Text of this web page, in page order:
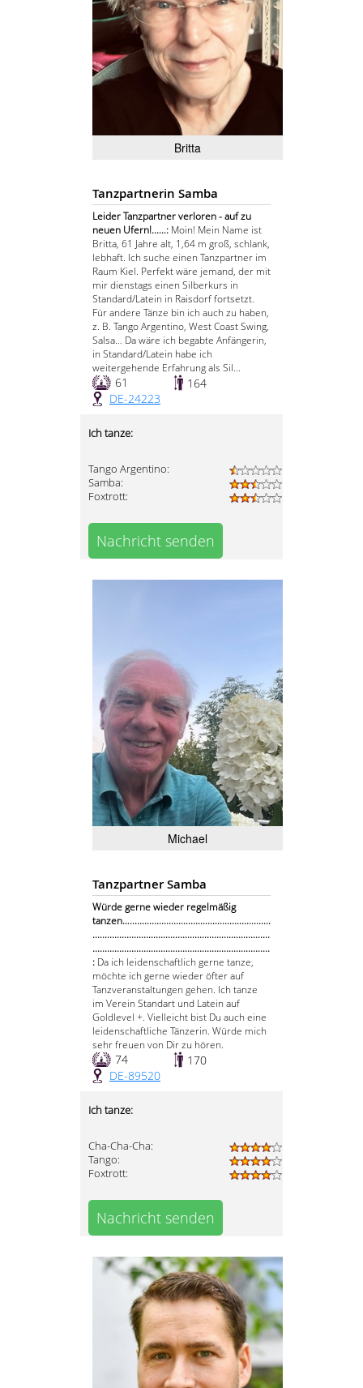
Britta
Tanzpartnerin Samba
Leider Tanzpartner verloren - auf zu
neuen Ufern!......: Moin! Mein Name ist
Britta, 61 Jahre alt, 1,64 m groß, schlank,
lebhaft. Ich suche einen Tanzpartner im
Raum Kiel. Perfekt wäre jemand, der mit
mir dienstags einen Silberkurs in
Standard/Latein in Raisdorf fortsetzt.
Für andere Tänze bin ich auch zu haben,
z. B. Tango Argentino, West Coast Swing,
Salsa… Da wäre ich begabte Anfängerin,
in Standard/Latein habe ich
weitergehende Erfahrung als Sil...
61
164
DE-24223
Ich tanze:
Tango Argentino:
Samba:
Foxtrott:
Nachricht senden
Michael
Tanzpartner Samba
Würde gerne wieder regelmäßig
tanzen…..........................................................
.........................................................................
.........................................................................
: Da ich leidenschaftlich gerne tanze,
möchte ich gerne wieder öfter auf
Tanzveranstaltungen gehen. Ich tanze
im Verein Standart und Latein auf
Goldlevel +. Vielleicht bist Du auch eine
leidenschaftliche Tänzerin. Würde mich
sehr freuen von Dir zu hören.
74
170
DE-89520
Ich tanze:
Cha-Cha-Cha:
Tango:
Foxtrott:
Nachricht senden